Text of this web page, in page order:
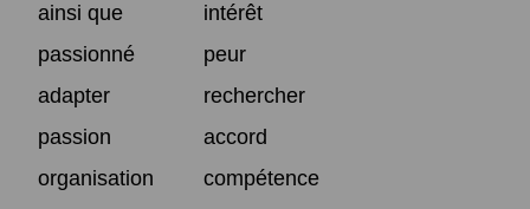
ainsi que
intérêt
passionné
peur
adapter
rechercher
passion
accord
organisation
compétence